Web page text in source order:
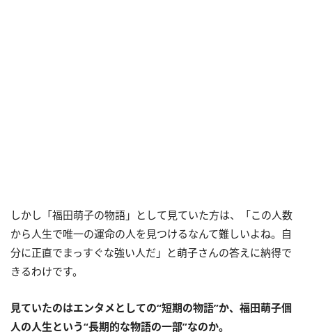
しかし「福田萌子の物語」として見ていた方は、「この人数
から人生で唯一の運命の人を見つけるなんて難しいよね。自
分に正直でまっすぐな強い人だ」と萌子さんの答えに納得で
きるわけです。
見ていたのはエンタメとしての“短期の物語”か、福田萌子個
人の人生という“長期的な物語の一部”なのか。